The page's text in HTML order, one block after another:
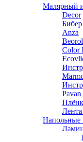
Малярный
Decor
Бибер
Anza
Beorol
Color
Pavan
Напольные